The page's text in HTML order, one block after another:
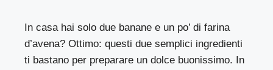
In casa hai solo due banane e un po’ di farina
d’avena? Ottimo: questi due semplici ingredienti
ti bastano per preparare un dolce buonissimo. In